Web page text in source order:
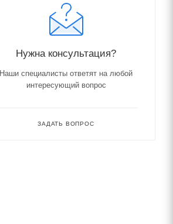
Нужна консультация?
Наши специалисты ответят на любой
интересующий вопрос
ЗАДАТЬ ВОПРОС